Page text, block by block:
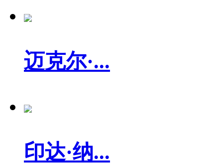
迈克尔·...
印达·纳...